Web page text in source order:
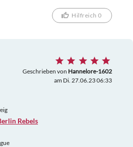
Hilfreich 0
Geschrieben von Hannelore-1602
am Di. 27.06.23 06:33
Rebels